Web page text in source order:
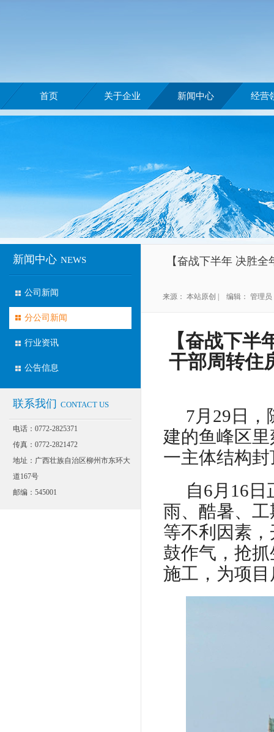
首页 关于企业 新闻中心 经营
新闻中心 NEWS
公司新闻
分公司新闻
行业资讯
公告信息
联系我们 CONTACT US
电话：0772-2825371
传真：0772-2821472
地址：广西壮族自治区柳州市东环大
道167号
邮编：545001
【奋战下半年 决胜
来源： 本站原创 | 编辑： 管理
【奋战下半
干部周转住
7月 29 日
建的鱼峰区
一主体结构
自6月 16 日
雨、酷暑、
等不利因素，
鼓作气，抢
施工，为项